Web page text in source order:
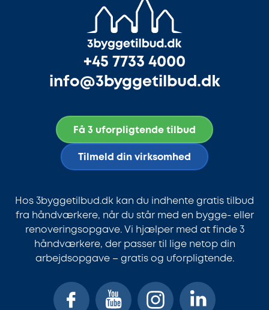
+45 7733 4000
info@3byggetilbud.dk
Få 3 uforpligtende tilbud
Tilmeld din virksomhed
Hos 3byggetilbud.dk kan du indhente gratis tilbud
fra håndværkere, når du står med en bygge- eller
renoveringsopgave. Vi hjælper med at finde 3
håndværkere, der passer til lige netop din
arbejdsopgave – gratis og uforpligtende.